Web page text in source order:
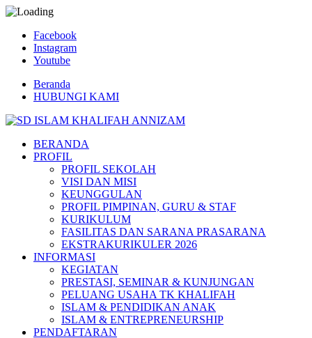
Facebook
Instagram
Youtube
Beranda
HUBUNGI KAMI
BERANDA
PROFIL
PROFIL SEKOLAH
VISI DAN MISI
KEUNGGULAN
PROFIL PIMPINAN, GURU & STAF
KURIKULUM
FASILITAS DAN SARANA PRASARANA
EKSTRAKURIKULER 2026
INFORMASI
KEGIATAN
PRESTASI, SEMINAR & KUNJUNGAN
PELUANG USAHA TK KHALIFAH
ISLAM & PENDIDIKAN ANAK
ISLAM & ENTREPRENEURSHIP
PENDAFTARAN